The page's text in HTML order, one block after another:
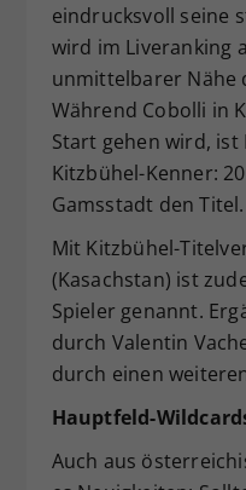
eindrucksvoll seine
wird im Liveranking
unmittelbarer Nähe
Während Cobolli in
Start gehen wird,
Kitzbühel-Kenner:
Gamsstadt den Titel.
Mit Kitzbühel-
(Kasachstan) ist
Spieler genannt.
durch Valentin
durch einen
Hauptfeld-
Auch aus